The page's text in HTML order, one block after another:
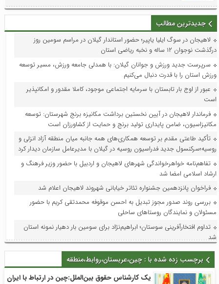
جدیدترین مطالب
لاهیجان در سوگ ایلیا یاپیر؛ حضور استاندار گیلان در مراسم سومین روز
درگذشت نوجوان ۱۲ ساله و نخبه ریاضی استان
سرپرست جدید ورزش و جوانان گیلان: با همدلی جامعه ورزش، مسیر توسعه
ورزش استان را با قدرت دنبال می‌کنیم
عبور از اوج بار تابستان با سرمایه اجتماعی موجود، کاملا مقدور و امکانپذیر
است
فرماندار لاهیجان در آیین نخستین برداشت مکانیزه برنج شهرستان: توسعه
مکانیزاسیون، ضامن پایداری تولید برنج و حمایت از کشاورزان است
تأکید طاعتی مقدم بر توسعه همکاری‌های همه جانبه میان منطقه آزاد انزلی و
روسیه؛سرکنسول جدید فدراسیون روسیه در گیلان با مدیرعامل سازمان دیدار کرد
تفاهم‌نامه خواهرخواندگی شهرهای لاهیجان و اردبیل با حضور وزیر فرهنگ و
ارشاد اسلامی امضا شد
فراخوان پانزدهمین جشنواره تئاتر خیابانی شهروند لاهیجان اعلام شد
بررسی روند صدور مجوز تبدیل به احسن موقوفه محمدتقی کریم با حضور
مسئولان و نمایندگان روستاهای ساحلی
تداوم افتخارآفرینی سوستان؛ ابراهیم‌نژاد برای سومین بار دهیار نمونه استان
شد
فرماندار لاهیجان در جلسه هماهنگی جشنواره رسانه‌ای چای:جشنواره رسانه‌ای
چای، فرصتی برای تقویت برند لاهیجان و فرهنگ مصرف چای ایرانی است
استاندار گیلان؛ گیلان می‌تواند قطب ملی اردوها و مسابقات ورزش کارگری
برچسب زده شده با : چین،عربستان،روابط،منطقه
یک کارشناس حقوق بین‌الملل:چین در ارتباط با ایران